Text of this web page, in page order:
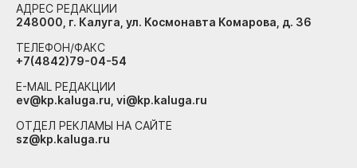
АДРЕС РЕДАКЦИИ
248000, г. Калуга, ул. Космонавта Комарова, д. 36
ТЕЛЕФОН/ФАКС
+7(4842)79-04-54
E-MAIL РЕДАКЦИИ
ev@kp.kaluga.ru, vi@kp.kaluga.ru
ОТДЕЛ РЕКЛАМЫ НА САЙТЕ
sz@kp.kaluga.ru